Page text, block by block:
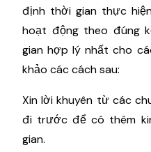
định thời gian thực
hoạt động theo đúng
gian hợp lý nhất cho
khảo các cách sau:
Xin lời khuyên từ các
đi trước để có thêm
gian.